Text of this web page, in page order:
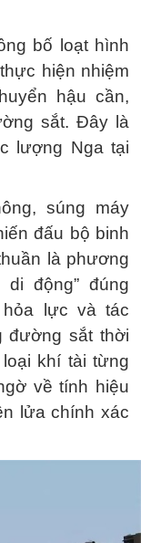
bố loạt hình
hiện nhiệm
hậu cần,
sắt. Đây là
lượng Nga tại
súng máy
đấu bộ binh
là phương
động” đúng
lực và tác
đường sắt thời
khí tài từng
về tính hiệu
lửa chính xác